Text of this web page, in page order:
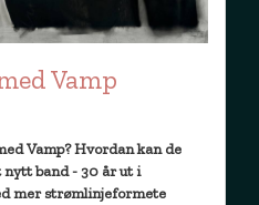
Vamp
Vamp? Hvordan kan de
nytt band - 30 år ut i
mer strømlinjeformete